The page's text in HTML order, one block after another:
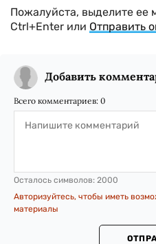
Пожалуйста, выделите
Ctrl+Enter или Отправить
Добавить
Всего комментариев: 0
Осталось символов: 2000
Авторизуйтесь, чтобы иметь
материалы